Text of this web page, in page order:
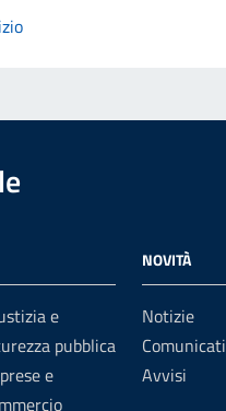
e
pubblica
e
NOVITÀ
Notizie
Comunicati
Avvisi